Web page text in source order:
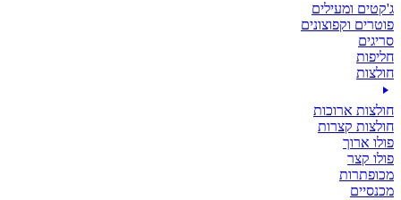
ג'קטים ומעילים
פוטרים וקפוצונים
סריגים
חליפות
חולצות
חולצות ארוכות
חולצות קצרות
פולו ארוך
פולו קצר
מכופתרות
מכנסיים